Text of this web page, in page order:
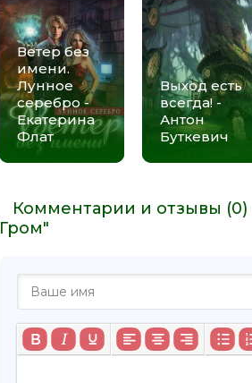
Ветер без
имени.
Лунное
серебро -
Екатерина
Флат
Выход есть
всегда! -
Антон
Буткевич
Комментарии и отзывы
Гром"